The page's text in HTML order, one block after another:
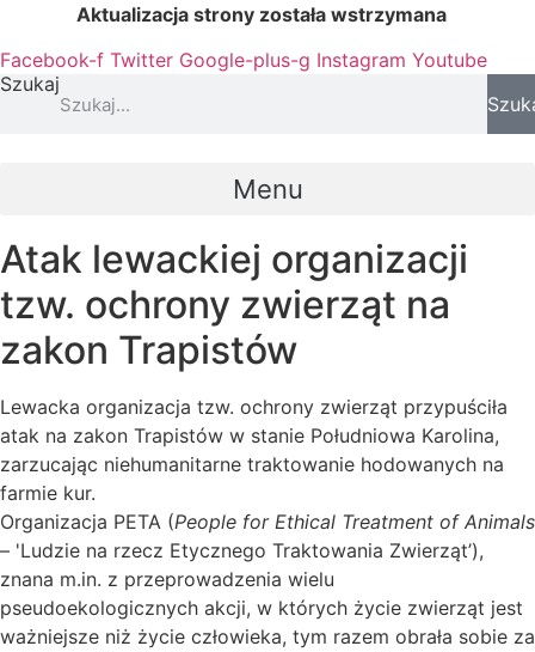
treści
Aktualizacja strony została wstrzymana
Facebook-f Twitter Google-plus-g Instagram Youtube
Szukaj
Menu
Atak lewackiej organizacji
tzw. ochrony zwierząt na
zakon Trapistów
Lewacka organizacja tzw. ochrony zwierząt przypuściła
atak na zakon Trapistów w stanie Południowa Karolina,
zarzucając niehumanitarne traktowanie hodowanych na
farmie kur.
Organizacja PETA (People for Ethical Treatment of Animals
– 'Ludzie na rzecz Etycznego Traktowania Zwierząt’),
znana m.in. z przeprowadzenia wielu
pseudoekologicznych akcji, w których życie zwierząt jest
ważniejsze niż życie człowieka, tym razem obrała sobie za